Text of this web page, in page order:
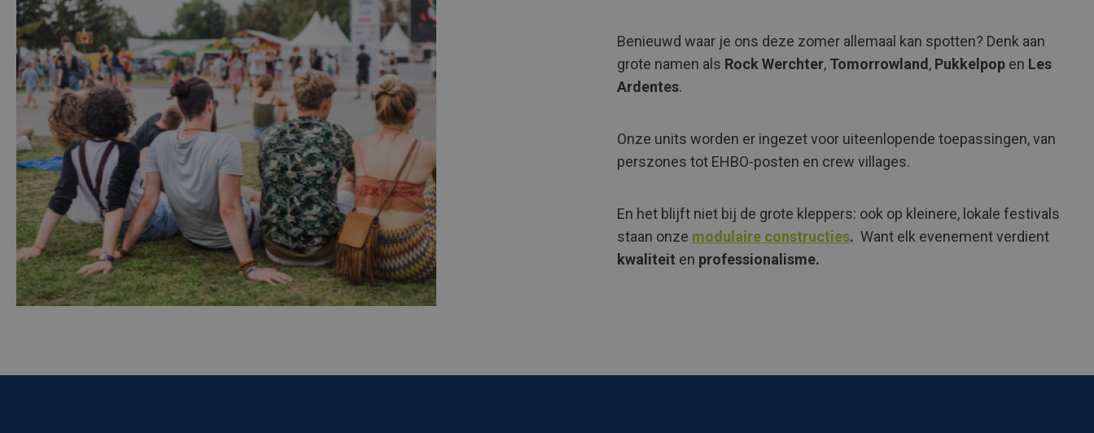
Benieuwd waar je ons deze zomer allemaal kan spotten? Denk aan
grote namen als Rock Werchter, Tomorrowland , Pukkelpop en Les
Ardentes.
Onze units worden er ingezet voor uiteenlopende toepassingen, van
perszones tot EHBO-posten en crew villages.
En het blijft niet bij de grote kleppers: ook op kleinere, lokale festivals
staan onze modulaire constructies. Want elk evenement verdient
kwaliteit en professionalisme.